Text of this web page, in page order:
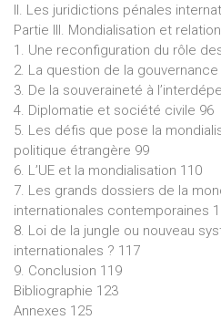
II. Les juridictions pénales
Partie III. Mondialisation et
1. Une reconfiguration du rôle
2. La question de la
3. De la souveraineté à
4. Diplomatie et société civile 96
5. Les défis que pose la
politique étrangère 99
6. L’UE et la mondialisation 110
7. Les grands dossiers de la
internationales contemporaines
8. Loi de la jungle ou nouveau
internationales ? 117
9. Conclusion 119
Bibliographie 123
Annexes 125